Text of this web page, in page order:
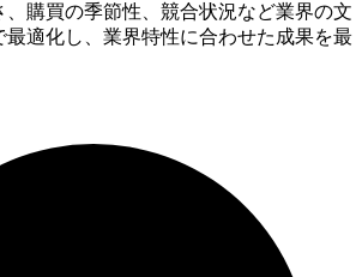
購買の季節性、競合状況など業界の文
最適化し、業界特性に合わせた成果を最